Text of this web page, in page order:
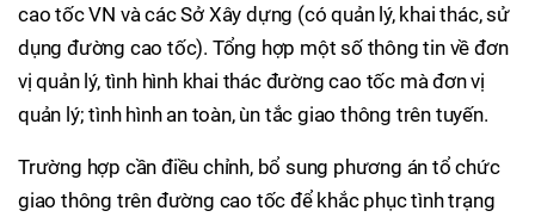
cao tốc VN và các Sở Xây dựng (có quản lý, khai thác, sử
dụng đường cao tốc). Tổng hợp một số thông tin về đơn
vị quản lý, tình hình khai thác đường cao tốc mà đơn vị
quản lý; tình hình an toàn, ùn tắc giao thông trên tuyến.
Trường hợp cần điều chỉnh, bổ sung phương án tổ chức
giao thông trên đường cao tốc để khắc phục tình trạng